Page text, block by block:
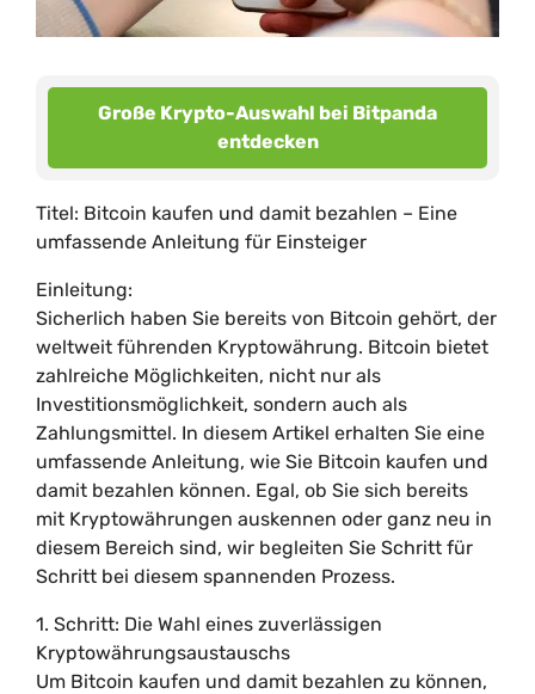
Große Krypto-Auswahl bei Bitpanda
entdecken
Titel: Bitcoin kaufen und damit bezahlen – Eine
umfassende Anleitung für Einsteiger
Einleitung:
Sicherlich haben Sie bereits von Bitcoin gehört, der
weltweit führenden Kryptowährung. Bitcoin bietet
zahlreiche Möglichkeiten, nicht nur als
Investitionsmöglichkeit, sondern auch als
Zahlungsmittel. In diesem Artikel erhalten Sie eine
umfassende Anleitung, wie Sie Bitcoin kaufen und
damit bezahlen können. Egal, ob Sie sich bereits
mit Kryptowährungen auskennen oder ganz neu in
diesem Bereich sind, wir begleiten Sie Schritt für
Schritt bei diesem spannenden Prozess.
1. Schritt: Die Wahl eines zuverlässigen
Kryptowährungsaustauschs
Um Bitcoin kaufen und damit bezahlen zu können,